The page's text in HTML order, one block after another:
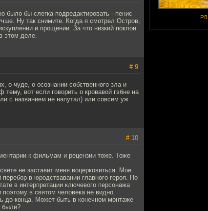
бы слегка подредактировать - пенис
Ну так снимите. Когда я смотрел Остров,
и прощении. За что низкий поклон
этом деле.
# 9
чуде, о осознании собственного зла и
вот если говорить о кровавой гэбне на
с названием не напутал) или совсем уж
# 10
к фильмам и рецензии тоже. Тоже
не заставит меня воцерковиться. Мое
в юродствавании главного героя. По
в интерпретации ключевого персонажа
в святом человека не видно.
до конца. Может быть в конечном монтаже
были?